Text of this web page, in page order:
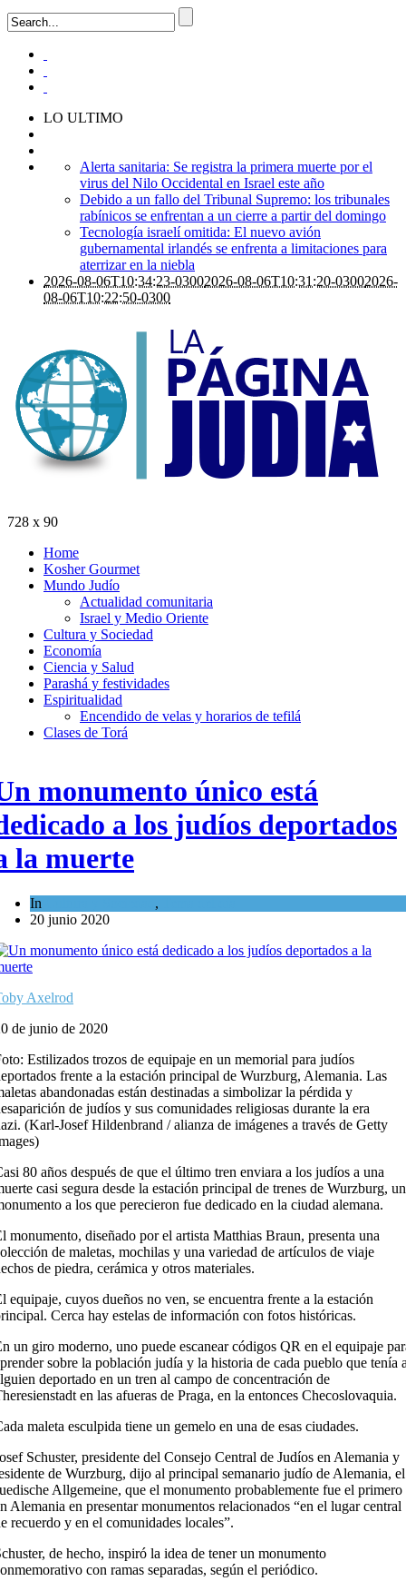
LO ULTIMO
Alerta sanitaria: Se registra la primera muerte por el
virus del Nilo Occidental en Israel este año
Debido a un fallo del Tribunal Supremo: los tribunales
rabínicos se enfrentan a un cierre a partir del domingo
Tecnología israelí omitida: El nuevo avión
gubernamental irlandés se enfrenta a limitaciones para
aterrizar en la niebla
2026-08-06T10:34:23-03002026-08-06T10:31:20-03002026-
08-06T10:22:50-0300
728 x 90
Home
Kosher Gourmet
Mundo Judío
Actualidad comunitaria
Israel y Medio Oriente
Cultura y Sociedad
Economía
Ciencia y Salud
Parashá y festividades
Espiritualidad
Encendido de velas y horarios de tefilá
Clases de Torá
monumento único está
a los judíos deportados
la muerte
In ,
20 junio 2020
Axelrod
de junio de 2020
Estilizados trozos de equipaje en un memorial para judíos
frente a la estación principal de Wurzburg, Alemania. Las
abandonadas están destinadas a simbolizar la pérdida y
de judíos y sus comunidades religiosas durante la era
(Karl-Josef Hildenbrand / alianza de imágenes a través de Getty
80 años después de que el último tren enviara a los judíos a una
casi segura desde la estación principal de trenes de Wurzburg, un
a los que perecieron fue dedicado en la ciudad alemana.
monumento, diseñado por el artista Matthias Braun, presenta una
de maletas, mochilas y una variedad de artículos de viaje
de piedra, cerámica y otros materiales.
equipaje, cuyos dueños no ven, se encuentra frente a la estación
Cerca hay estelas de información con fotos históricas.
un giro moderno, uno puede escanear códigos QR en el equipaje
sobre la población judía y la historia de cada pueblo que tenía
deportado en un tren al campo de concentración de
en las afueras de Praga, en la entonces Checoslovaquia.
maleta esculpida tiene un gemelo en una de esas ciudades.
Schuster, presidente del Consejo Central de Judíos en Alemania y
de Wurzburg, dijo al principal semanario judío de Alemania, el
Allgemeine, que el monumento probablemente fue el primero
Alemania en presentar monumentos relacionados “en el lugar central
recuerdo y en el comunidades locales”.
de hecho, inspiró la idea de tener un monumento
con ramas separadas, según el periódico.